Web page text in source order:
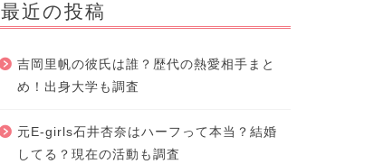
最近の投稿
吉岡里帆の彼氏は誰？歴代の熱愛相手まと
め！出身大学も調査
元E-girls石井杏奈はハーフって本当？結婚
してる？現在の活動も調査